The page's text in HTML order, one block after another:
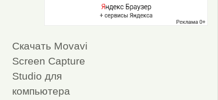
Скачать Movavi
Screen Capture
Studio для
компьютера